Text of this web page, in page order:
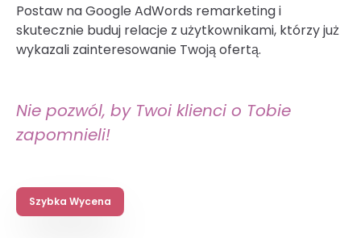
Postaw na Google AdWords remarketing i
skutecznie buduj relacje z użytkownikami, którzy już
wykazali zainteresowanie Twoją ofertą.
Nie pozwól, by Twoi klienci o Tobie
zapomnieli!
Szybka Wycena